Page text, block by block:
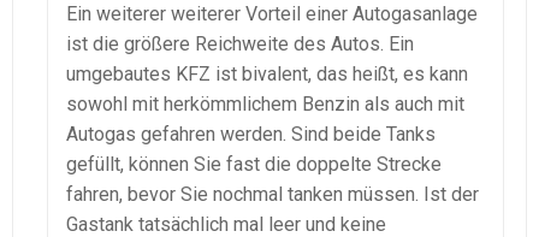
Ein weiterer weiterer Vorteil einer Autogasanlage
ist die größere Reichweite des Autos. Ein
umgebautes KFZ ist bivalent, das heißt, es kann
sowohl mit herkömmlichem Benzin als auch mit
Autogas gefahren werden. Sind beide Tanks
gefüllt, können Sie fast die doppelte Strecke
fahren, bevor Sie nochmal tanken müssen. Ist der
Gastank tatsächlich mal leer und keine